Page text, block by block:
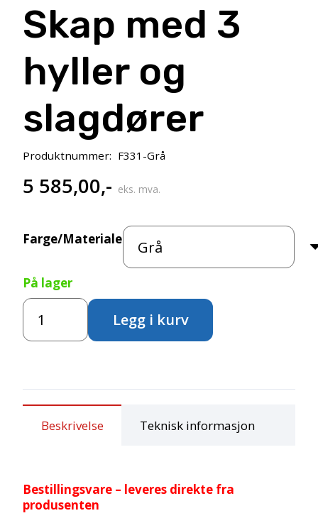
Skap med 3
hyller og
slagdører
Produktnummer: F331-Grå
5 585,00,- eks. mva.
Farge/Materiale
På lager
Skap
med
3
Legg i kurv
Beskrivelse Teknisk informasjon
Bestillingsvare – leveres direkte fra
produsenten